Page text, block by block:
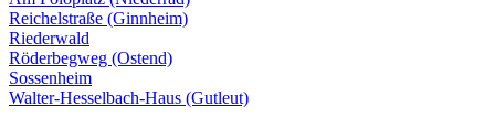
Reichelstraße (Ginnheim)
Riederwald
Röderbegweg (Ostend)
Sossenheim
Walter-Hesselbach-Haus (Gutleut)